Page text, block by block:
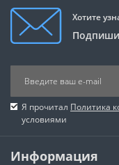
Хотите
Я прочитал Политика
условиями
Информация